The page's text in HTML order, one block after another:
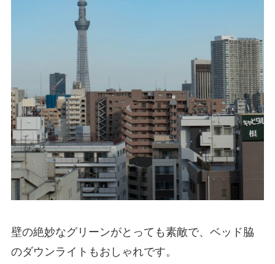
壁の絶妙なグリーンがとっても素敵で、ベッド脇
のダウンライトもおしゃれです。